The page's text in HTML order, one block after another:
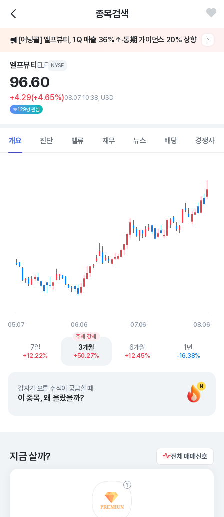
종목검색
[어닝콜] 엘프뷰티, 1Q 매출 36%↑·통期 가이던스 20% 상향
엘프뷰티 ELF NYSE
96.60
+4.29(+4.65%)08.07 10:38, USD
129명 관심
개요 진단 밸류 재무 뉴스 배당 경쟁사
The chart has 1 X axis displaying Time. Data ranges from
The chart has 1 Y axis displaying values. Data ranges from 48.82
05.07 06.06 07.06 08.06
End of interactive chart.
7일
+12.22%
3개월
+50.27%
추세 강세
6개월
+12.45%
1년
-16.38%
N
갑자기 오른 주식이 궁금할 때
이 종목, 왜 올랐을까?
지금 살까? 전체 매매신호